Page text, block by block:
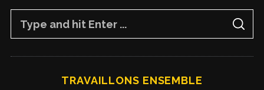
S
A
C
TRAVAILLONS ENSEMBLE